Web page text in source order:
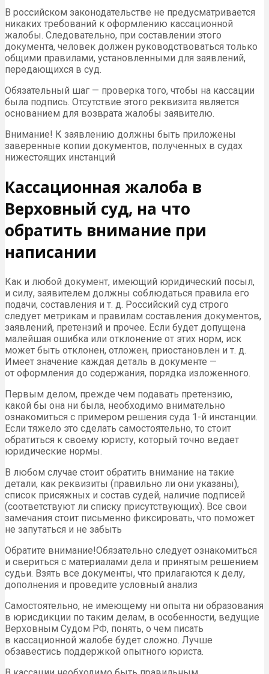
В российском законодательстве не предусматривается
никаких требований к оформлению кассационной
жалобы. Следовательно, при составлении этого
документа, человек должен руководствоваться только
общими правилами, установленными для заявлений,
передающихся в суд.
Обязательный шаг — проверка того, чтобы на кассации
была подпись. Отсутствие этого реквизита является
основанием для возврата жалобы заявителю.
Внимание! К заявлению должны быть приложены
заверенные копии документов, полученных в судах
нижестоящих инстанций
Кассационная жалоба в
Верховный суд, на что
обратить внимание при
написании
Как и любой документ, имеющий юридический посыл,
и силу, заявителем должны соблюдаться правила его
подачи, составления и т. д. Российский суд строго
следует метрикам и правилам составления документов,
заявлений, претензий и прочее. Если будет допущена
малейшая ошибка или отклонение от этих норм, иск
может быть отклонен, отложен, приостановлен и т. д.
Имеет значение каждая деталь в документе —
от оформления до содержания, порядка изложенного.
Первым делом, прежде чем подавать претензию,
какой бы она ни была, необходимо внимательно
ознакомиться с примером решения суда 1-й инстанции.
Если тяжело это сделать самостоятельно, то стоит
обратиться к своему юристу, который точно ведает
юридические нормы.
В любом случае стоит обратить внимание на такие
детали, как реквизиты (правильно ли они указаны),
список присяжных и состав судей, наличие подписей
(соответствуют ли списку присутствующих). Все свои
замечания стоит письменно фиксировать, что поможет
не запутаться и не забыть
Обратите внимание!Обязательно следует ознакомиться
и свериться с материалами дела и принятым решением
судьи. Взять все документы, что прилагаются к делу,
дополнения и проведите условный анализ
Самостоятельно, не имеющему ни опыта ни образования
в юрисдикции по таким делам, в особенности, ведущие
Верховным Судом РФ, понять, о чем писать
в кассационной жалобе будет сложно. Лучше
обзавестись поддержкой опытного юриста.